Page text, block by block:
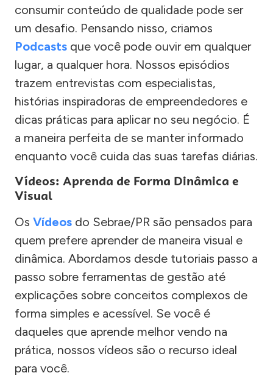
consumir conteúdo de qualidade pode ser
um desafio. Pensando nisso, criamos
Podcasts que você pode ouvir em qualquer
lugar, a qualquer hora. Nossos episódios
trazem entrevistas com especialistas,
histórias inspiradoras de empreendedores e
dicas práticas para aplicar no seu negócio. É
a maneira perfeita de se manter informado
enquanto você cuida das suas tarefas diárias.
Vídeos: Aprenda de Forma Dinâmica e
Visual
Os Vídeos do Sebrae/PR são pensados para
quem prefere aprender de maneira visual e
dinâmica. Abordamos desde tutoriais passo a
passo sobre ferramentas de gestão até
explicações sobre conceitos complexos de
forma simples e acessível. Se você é
daqueles que aprende melhor vendo na
prática, nossos vídeos são o recurso ideal
para você.